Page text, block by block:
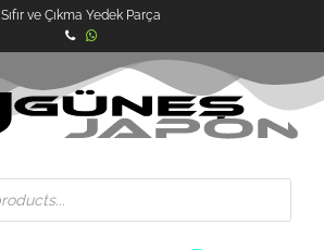
Sıfır ve Çıkma Yedek Parça